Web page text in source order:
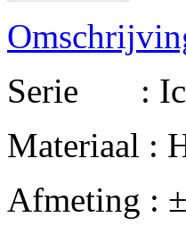
Serie :
Materiaal :
Afmeting :